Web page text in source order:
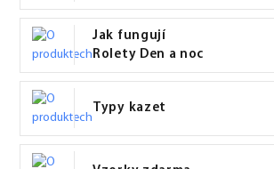
Jak fungují
Rolety Den a noc
Typy kazet